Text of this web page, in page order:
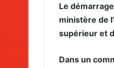
Le
ministère de
supérieur et
Dans un